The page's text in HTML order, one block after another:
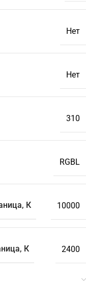
Нет
Нет
310
RGBL
К 10000
К 2400